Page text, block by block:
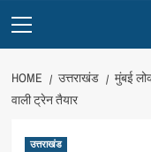
Menu
HOME उत्तराखंड
मुंबई
वाली ट्रेन तैयार
उत्तराखंड